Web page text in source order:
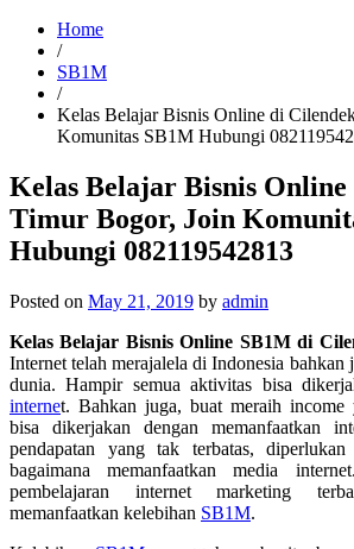
Home
/
SB1M
/
Kelas Belajar Bisnis Online di
Komunitas SB1M Hubungi
Kelas Belajar Bisnis
Timur Bogor, Join
Hubungi 082119542813
Posted on May 21, 2019 by admin
Kelas Belajar Bisnis Online SB1M di
Internet telah merajalela di Indonesia bahkan
dunia. Hampir semua aktivitas bisa
internet. Bahkan juga, buat meraih income
bisa dikerjakan dengan memanfaatkan
pendapatan yang tak terbatas, diperlukan
bagaimana memanfaatkan media
pembelajaran internet marketing
memanfaatkan kelebihan SB1M.